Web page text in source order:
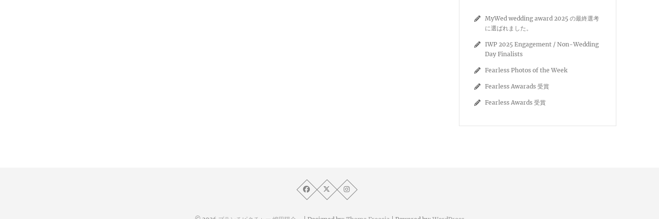
MyWed wedding award 2025 の最終選考
に選ばれました。
IWP 2025 Engagement / Non-Wedding
Day Finalists
Fearless Photos of the Week
Fearless Awarads 受賞
Fearless Awards 受賞